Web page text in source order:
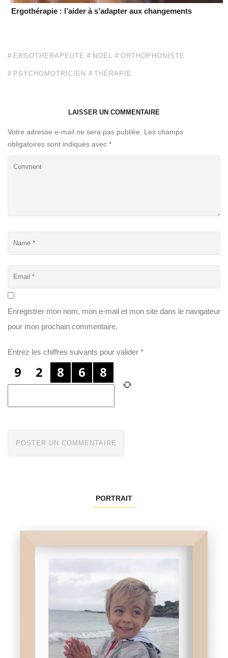
Ergothérapie : l’aider à s’adapter aux changements
ERGOTHERAPEUTE NOËL ORTHOPHONISTE
PSYCHOMOTRICIEN THÉRAPIE
LAISSER UN COMMENTAIRE
Votre adresse e-mail ne sera pas publiée.
Les champs
obligatoires sont indiqués avec *
Enregistrer mon nom, mon e-mail et mon site dans le navigateur
pour mon prochain commentaire.
Entrez les chiffres suivants pour valider *
PORTRAIT